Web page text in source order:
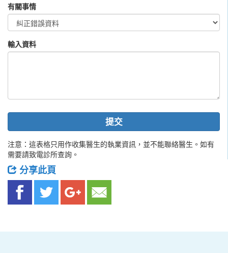
有關事情
輸入資料
提交
注意：這表格只用作收集醫生的執業資訊，並不能聯絡醫生。如有
需要請致電診所查詢。
分享此頁